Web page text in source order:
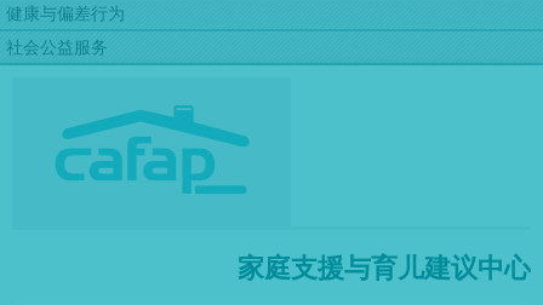
健康与偏差行为
社会公益服务
家庭支援与育儿建议中心